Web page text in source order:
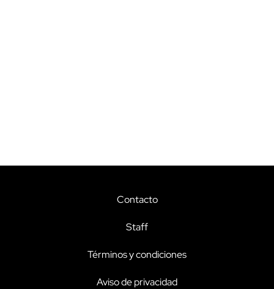
Contacto
Staff
Términos y condiciones
Aviso de privacidad